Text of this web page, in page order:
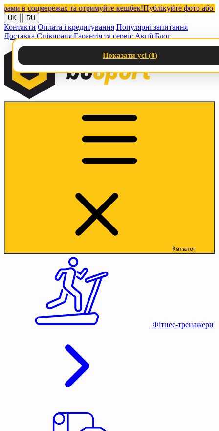
в соцмережах та отримуйте кешбек!Публікуйте фото або
UK RU
Контакти Оплата і кредитування Популярні запитання
Доставка Співпраця Гарантія та сервіс Акції Блог
Каталог
Фітнес-тренажери
Показати усі (0)